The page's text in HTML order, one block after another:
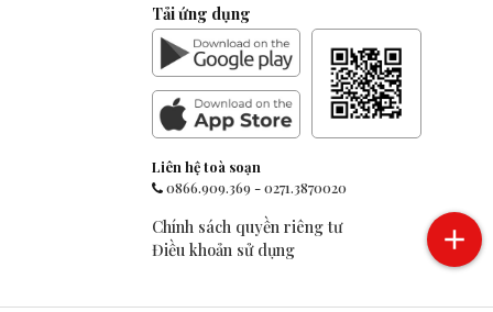
Tải ứng dụng
Liên hệ toà soạn
0866.909.369-0271.3870020
Chính sách quyền riêng tư
Điều khoản sử dụng